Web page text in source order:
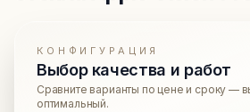
КОНФИГУРАЦИЯ
Выбор качества и работ
Сравните варианты по цене и сроку —
оптимальный.